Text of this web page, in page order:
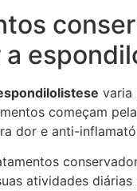
varia
começam
dor e anti-
atividades